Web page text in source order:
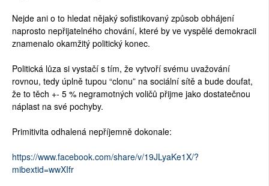
Nejde ani o to hledat nějaký sofistikovaný způsob obhájení
naprosto nepřijatelného chování, které by ve vyspělé demokracii
znamenalo okamžitý politický konec.
Politická lůza si vystačí s tím, že vytvoří svému uvažování
rovnou, tedy úplně tupou “clonu” na sociální sítě a bude doufat,
že to těch +- 5 % negramotných voličů přijme jako dostatečnou
náplast na své pochyby.
Primitivita odhalená nepříjemně dokonale:
https://www.facebook.com/share/v/19JLyaKe1X/?
mibextid=wwXIfr